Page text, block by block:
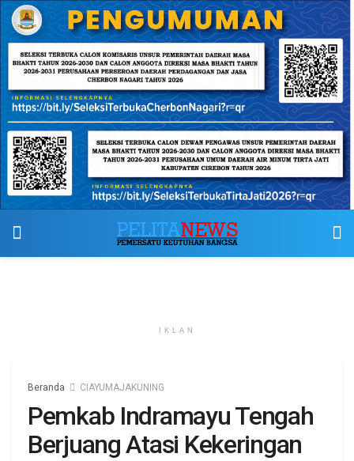
IKLAN
Beranda CIAYUMAJAKUNING
Pemkab Indramayu Tengah
Berjuang Atasi Kekeringan